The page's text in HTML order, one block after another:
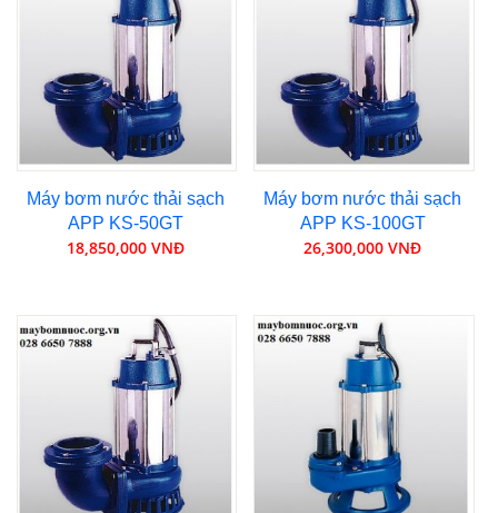
Máy bơm nước thải sạch
APP KS-50GT
18,850,000 VNĐ
Máy bơm nước thải sạch
APP KS-100GT
26,300,000 VNĐ